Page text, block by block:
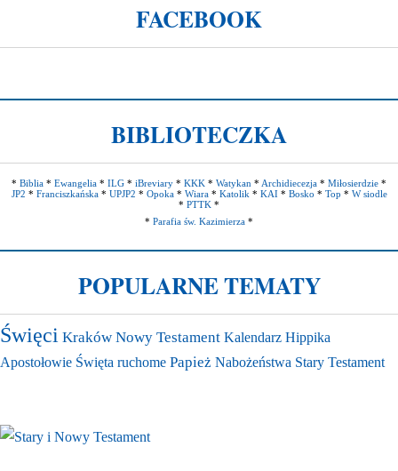
FACEBOOK
BIBLIOTECZKA
* Biblia * Ewangelia * ILG * iBreviary * KKK * Watykan * Archidiecezja * Miłosierdzie *
JP2 * Franciszkańska* UPJP2 * Opoka* Wiara* Katolik * KAI* Bosko * Top * W siodle
* PTTK *
* Parafia św. Kazimierza *
POPULARNE TEMATY
Święci Kraków Nowy Testament Kalendarz Hippika
Apostołowie Święta ruchome Papież Nabożeństwa Stary Testament